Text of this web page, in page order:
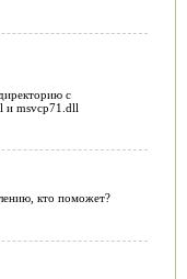
с
и msvcp71.dll
кто поможет?